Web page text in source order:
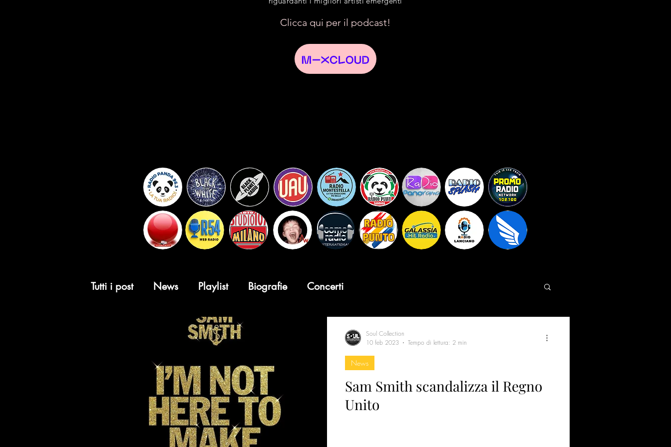
Clicca qui per il podcast!
Tutti i post News Playlist Biografie Concerti
Sam Smith scandalizza il Regno
Unito
News
Soul Collection
10 feb 2023
Tempo di lettura: 2 min